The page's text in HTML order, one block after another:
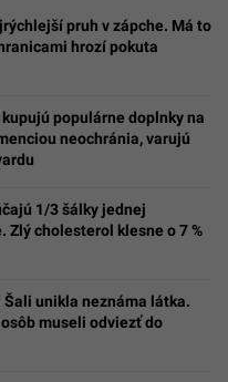
pruh v zápche. Má to
hrozí pokuta
populárne doplnky na
neochránia, varujú
1/3 šálky jednej
Zlý cholesterol klesne o 7 %
Šali unikla neznáma látka.
museli odviezť do